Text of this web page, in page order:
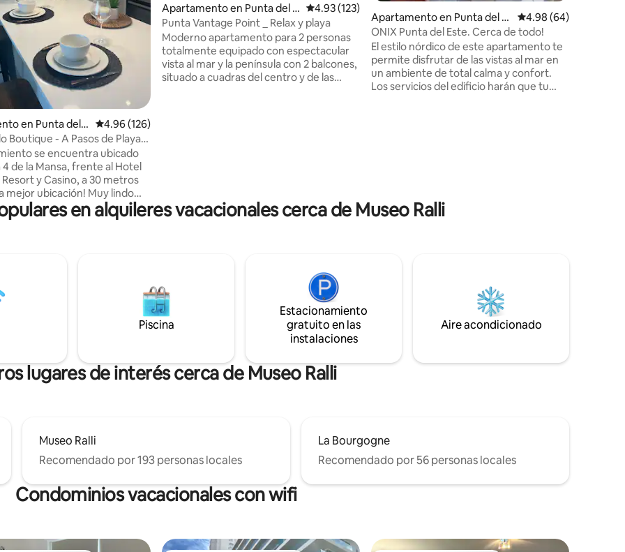
de 5, 106 reseñas
en Punta del E Calificación promedio: 4.96 de 5, 126 reseñas
4.96 (126)
Boutique - A Pasos de Playa
se encuentra ubicado
de la Mansa, frente al Hotel
Resort y Casino, a 30 metros
Muy lindo
completamente equipado.
1 dormitorio, baño completo,
sala de juegos, 2
con amplia terraza con vista a
las 24 hs
Apartamento en Punta del E
ste
Calificación promedio: 4.93 de 5, 123 reseñas
4.93 (123)
Punta Vantage Point _ Relax y playa
Moderno apartamento para 2 personas
totalmente equipado con espectacular
vista al mar y la península con 2 balcones,
situado a cuadras del centro y de las
Mbps).
Apartamento en Punta del Es
te
Calificación
4.98 (64)
ONIX Punta del Este. Cerca de todo!
El estilo nórdico de este apartamento te
permite disfrutar de las vistas al mar en
un ambiente de total calma y confort.
Los servicios del edificio harán que tu
servicios de delivery.
en alquileres vacacionales cerca de Museo Ralli
Piscina
Estacionamiento
gratuito en las
instalaciones
Aire acondicionado
lugares de interés cerca de Museo Ralli
Museo Ralli
Recomendado por 193 personas locales
La Bourgogne
Recomendado por 56 personas locales
Condominios vacacionales con wifi